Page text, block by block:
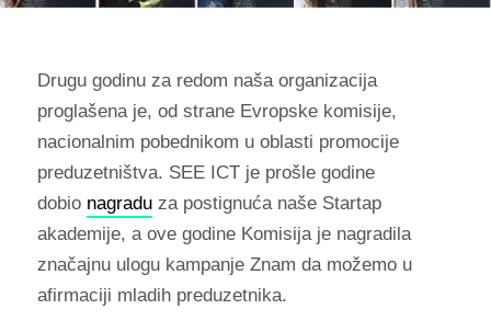
Drugu godinu za redom naša organizacija
proglašena je, od strane Evropske komisije,
nacionalnim pobednikom u oblasti promocije
preduzetništva. SEE ICT je prošle godine
dobio nagraduza postignuća naše Startap
akademije, a ove godine Komisija je nagradila
značajnu ulogu kampanje Znam da možemo u
afirmaciji mladih preduzetnika.